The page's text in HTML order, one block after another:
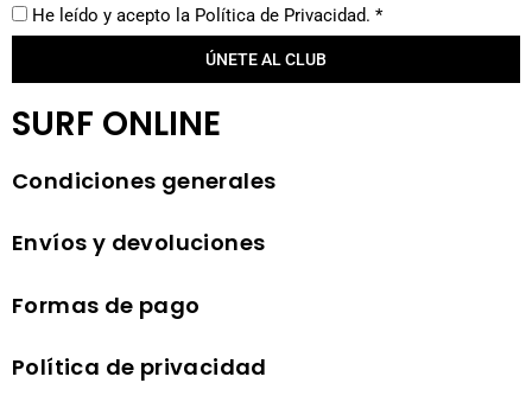
He leído y acepto la Política de Privacidad. *
ÚNETE AL CLUB
SURF ONLINE
Condiciones generales
Envíos y devoluciones
Formas de pago
Política de privacidad